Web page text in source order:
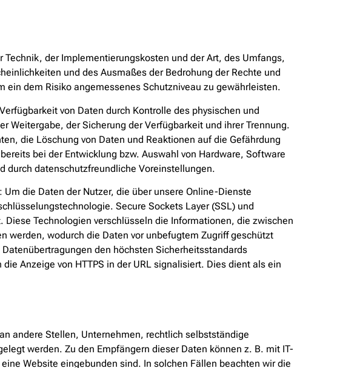
der Implementierungskosten und der Art, des Umfangs,
und des Ausmaßes der Bedrohung der Rechte und
dem Risiko angemessenes Schutzniveau zu gewährleisten.
von Daten durch Kontrolle des physischen und
Weitergabe, der Sicherung der Verfügbarkeit und ihrer Trennung.
die Löschung von Daten und Reaktionen auf die Gefährdung
bei der Entwicklung bzw. Auswahl von Hardware, Software
durch datenschutzfreundliche Voreinstellungen.
die Daten der Nutzer, die über unsere Online-Dienste
Secure Sockets Layer (SSL) und
Technologien verschlüsseln die Informationen, die zwischen
werden, wodurch die Daten vor unbefugtem Zugriff geschützt
den höchsten Sicherheitsstandards
Anzeige von HTTPS in der URL signalisiert. Dies dient als ein
andere Stellen, Unternehmen, rechtlich selbstständige
werden. Zu den Empfängern dieser Daten können z. B. mit IT-
Website eingebunden sind. In solchen Fällen beachten wir die